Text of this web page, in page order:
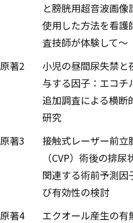
と膀胱用超音波画像
使用した方法を看護
査技師が体験して～
原著2
小児の昼間尿失禁と
与する因子：エコチ
追加調査による横断
研究
原著3
接触式レーザー前立
（CVP）術後の排
関連する術前予測因
び有効性の検討
原著4
エクオール産生の有